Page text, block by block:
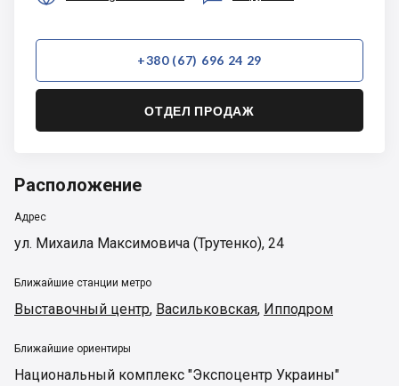
+380 (67) 696 24 29
ОТДЕЛ ПРОДАЖ
Расположение
Адрес
ул. Михаила Максимовича (Трутенко), 24
Ближайшие станции метро
Выставочный центр, Васильковская, Ипподром
Ближайшие ориентиры
Национальный комплекс "Экспоцентр Украины"